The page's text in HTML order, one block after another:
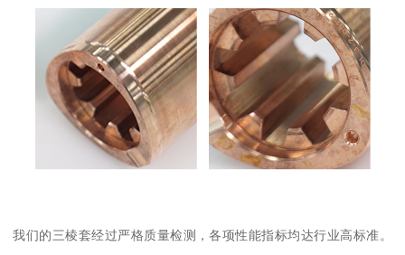
我们的三棱套经过严格质量检测，各项性能指标均达行业高标准。